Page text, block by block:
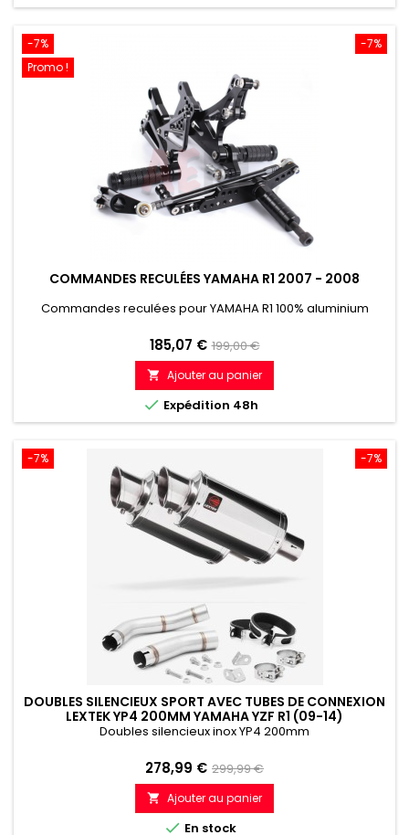
-7%
-7%
Promo !
COMMANDES RECULÉES YAMAHA R1 2007 - 2008
Commandes reculées pour YAMAHA R1 100% aluminium
Prix
185,07 € Prix
de
référence
199,00 €
 Ajouter au panier
 Expédition 48h
-7%
-7%
DOUBLES SILENCIEUX SPORT AVEC TUBES DE CONNEXION
LEXTEK YP4 200MM YAMAHA YZF R1 (09-14)
Doubles silencieux inox YP4 200mm
Prix
278,99 € Prix
de
référence
299,99 €
 Ajouter au panier
 En stock